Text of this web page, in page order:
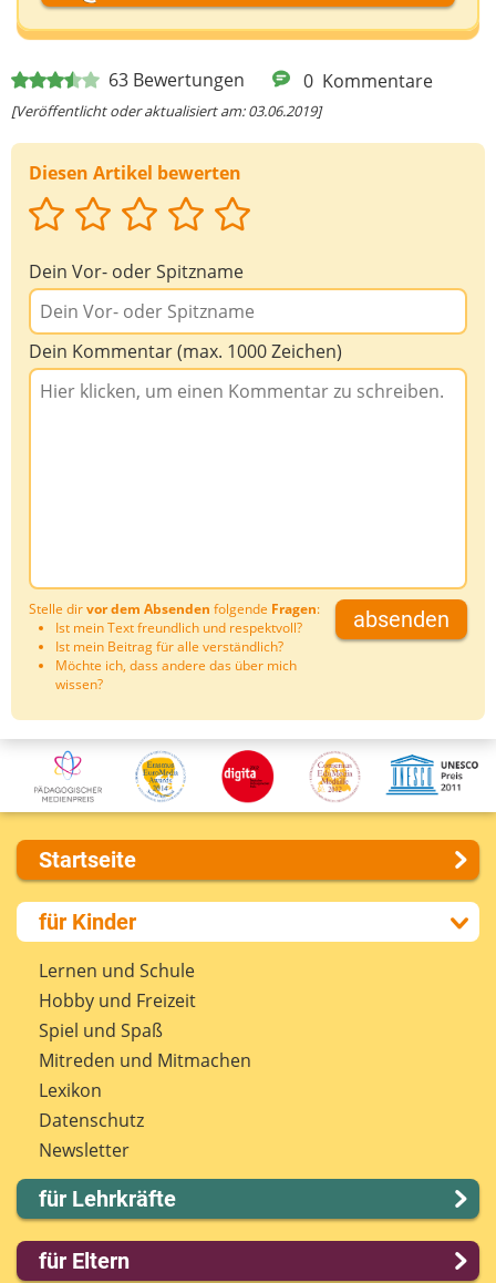
63 Bewertungen 0 Kommentare
[Veröffentlicht oder aktualisiert am: 03.06.2019]
Diesen Artikel bewerten
Dein Vor- oder Spitzname
Dein Kommentar (max. 1000 Zeichen)
Stelle dirvor dem Absenden folgende Fragen:
Ist mein Text freundlich und respektvoll?
Ist mein Beitrag für alle verständlich?
Möchte ich, dass andere das über mich
wissen?
absenden
Deine E-Mail-Adresse (wenn du eine Antwort
möchtest)
Deine Nachricht
Startseite
Über uns
Presse
Kontakt
Impressum
Internet-ABC Sitemap
Barrierefreiheit
Länderprojekte
für Kinder
Lernen und Schule
Hobby und Freizeit
Spiel und Spaß
Mitreden und Mitmachen
Lexikon
Datenschutz
Newsletter
für Lehrkräfte
Lernmodule
Unterrichts­materialien
für Eltern